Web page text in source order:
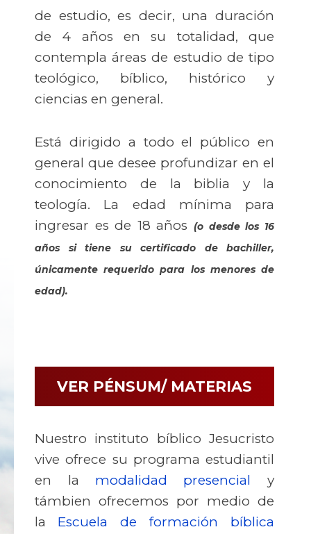
de estudio, es decir, una duración
de 4 años en su totalidad, que
contempla áreas de estudio de tipo
teológico, bíblico, histórico y
ciencias en general.
Está dirigido a todo el público en
general que desee profundizar en el
conocimiento de la biblia y la
teología. La edad mínima para
ingresar es de 18 años (o desde los 16
años si tiene su certificado de bachiller,
únicamente requerido para los menores de
edad).
VER PÉNSUM/ MATERIAS
Nuestro instituto bíblico Jesucristo
vive ofrece su programa estudiantil
en la modalidad presencial y
támbien ofrecemos por medio de
la Escuela de formación bíblica